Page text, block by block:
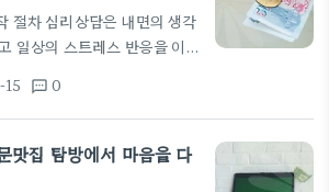
처럼 로컬 브랜드가 모이는
호작용을 촉진하고, 내담자
만든다. 최근에는 롯데백화
절차 심리상담은 내면의 생각
일상의 스트레스 반응을 이
위해 상담을 찾는다. 이 공간
비판 없는 분위기를 제공해
록 돕는다. 초기에는 자신이
표를 함께 탐색하는 것이 중
15 textsms 0
맛집 탐방에서 마음을 다